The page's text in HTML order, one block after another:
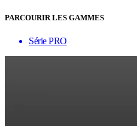
PARCOURIR LES GAMMES
Série PRO